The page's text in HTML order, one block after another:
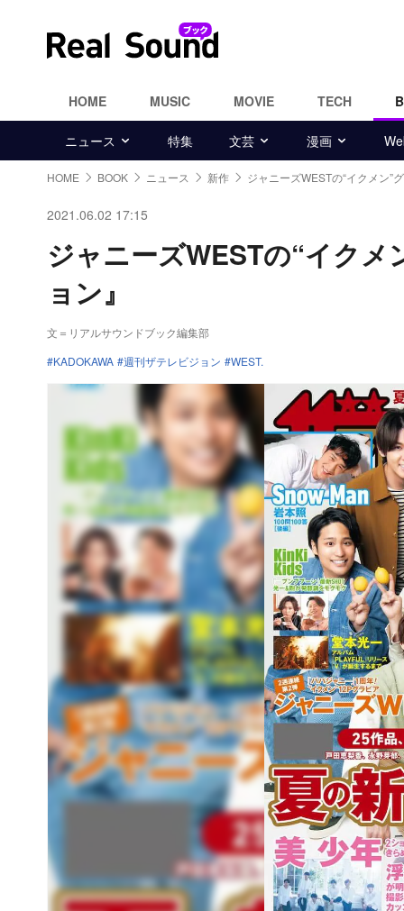
HOME MUSIC MOVIE TECH
ニュース 特集 文芸 漫画
HOME BOOK ニュース 新作 ジャニーズWESTの“イクメン”
2021.06.02 17:15
ジャニーズWESTの“イク
ョン』
文＝リアルサウンドブック編集部
KADOKAWA
週刊ザテレビジョン WEST.